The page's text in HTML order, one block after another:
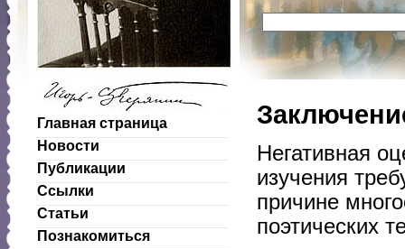
Главная страница
Новости
Публикации
Ссылки
Статьи
Познакомиться
Негативная
изучения
причине
поэтических